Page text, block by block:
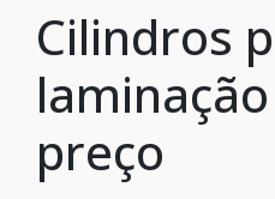
Cilindros
preço